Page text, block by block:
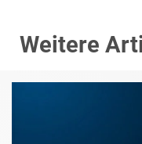
Weitere